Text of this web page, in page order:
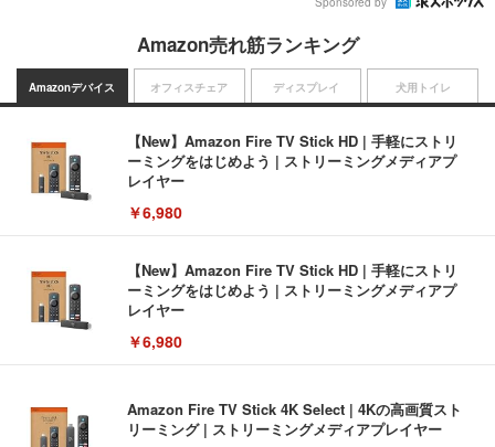
Amazon売れ筋ランキング
Amazonデバイス
【New】Amazon Fire TV Stick HD | 手軽にストリ
ーミングをはじめよう | ストリーミングメディアプ
レイヤー
￥6,980
【New】Amazon Fire TV Stick HD | 手軽にストリ
ーミングをはじめよう | ストリーミングメディアプ
レイヤー
￥6,980
Amazon Fire TV Stick 4K Select | 4Kの高画質スト
リーミング | ストリーミングメディアプレイヤー
オフィスチェア ディスプレイ 犬用トイレ